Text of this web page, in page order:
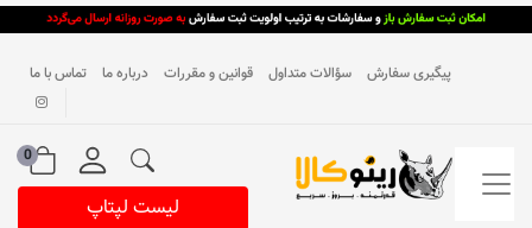
پیگیری سفارش سؤالات متداول قوانین و مقررات درباره ما تماس با ما
0
لیست لپتاپ